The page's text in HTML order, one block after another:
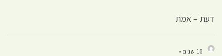
דעת – אמת
16 שנים •